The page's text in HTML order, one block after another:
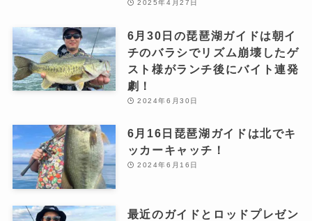
2025年4月27日
6月30日の琵琶湖ガイドは朝イ
チのバラシでリズム崩壊したゲ
スト様がランチ後にバイト連発
劇！
2024年6月30日
6月16日琵琶湖ガイドは北でキ
ッカーキャッチ！
2024年6月16日
最近のガイドとロッドプレゼン